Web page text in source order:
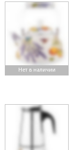
Нет в наличии